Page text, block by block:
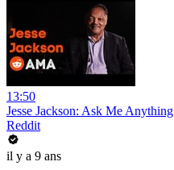
13:50
Jesse Jackson: Ask Me Anything
Reddit
il y a 9 ans